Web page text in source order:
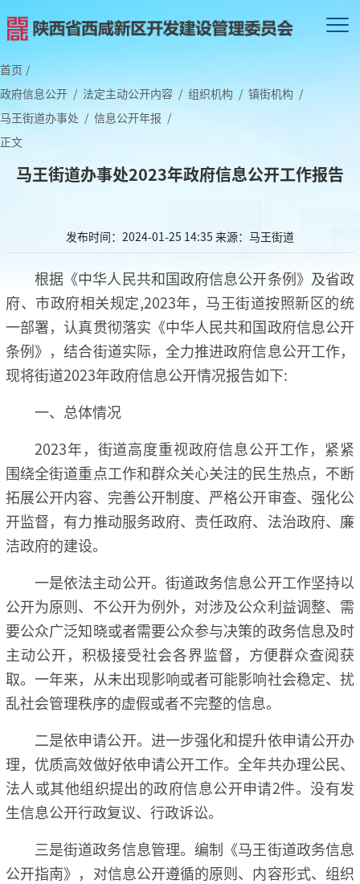
首页 /
政府信息公开 / 法定主动公开内容 / 组织机构 / 镇街机构 /
马王街道办事处 / 信息公开年报 /
正文
马王街道办事处2023年政府信息公开工作报告
发布时间：2024-01-25 14:35 来源：马王街道
根据《中华人民共和国政府信息公开条例》及省政
府、市政府相关规定,2023年，马王街道按照新区的统
一部署，认真贯彻落实《中华人民共和国政府信息公开
条例》，结合街道实际，全力推进政府信息公开工作，
现将街道2023年政府信息公开情况报告如下:
一、总体情况
2023年，街道高度重视政府信息公开工作，紧紧
围绕全街道重点工作和群众关心关注的民生热点，不断
拓展公开内容、完善公开制度、严格公开审查、强化公
开监督，有力推动服务政府、责任政府、法治政府、廉
洁政府的建设。
一是依法主动公开。街道政务信息公开工作坚持以
公开为原则、不公开为例外，对涉及公众利益调整、需
要公众广泛知晓或者需要公众参与决策的政务信息及时
主动公开，积极接受社会各界监督，方便群众查阅获
取。一年来，从未出现影响或者可能影响社会稳定、扰
乱社会管理秩序的虚假或者不完整的信息。
二是依申请公开。进一步强化和提升依申请公开办
理，优质高效做好依申请公开工作。全年共办理公民、
法人或其他组织提出的政府信息公开申请2件。没有发
生信息公开行政复议、行政诉讼。
三是街道政务信息管理。编制《马王街道政务信息
公开指南》，对信息公开遵循的原则、内容形式、组织